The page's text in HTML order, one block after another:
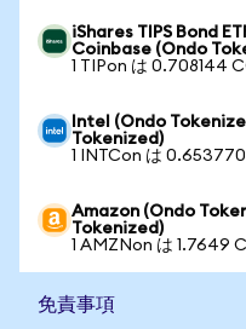
iShares TIPS Bond
Coinbase (Ondo
1 TIPon は 0.708144
Intel (Ondo
Tokenized)
1 INTCon は
Amazon (Ondo
Tokenized)
1 AMZNon は 1.7649
免責事項